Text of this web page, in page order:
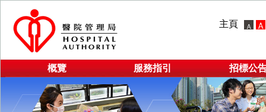
主頁
概覽 服務指引 招標公